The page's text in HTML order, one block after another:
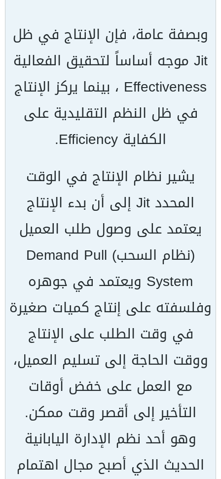
وبصفة عامة، فإن الإنتاج في ظل
Jit موجه أساساً لتحقيق الفعالية
Effectiveness ، بينما يركز الإنتاج
في ظل النظم التقليدية على
الكفاية Efficiency
.
يشير نظام الإنتاج في الوقت
المحدد Jit إلى أن بدء الإنتاج
يعتمد على وصول طلب العميل
(نظام السحب) Demand Pull
System ويعتمد في جوهره
وفلسفته على إنتاج كميات صغيرة
في وقت الطلب على الإنتاج
ووقت الحاجة إلى تسليم العميل،
مع العمل على خفض أوقات
التأخير إلى أقصر وقت ممكن.
وهو أحد نظم الإدارة اليابانية
الحديث الذي أصبح مجال اهتمام